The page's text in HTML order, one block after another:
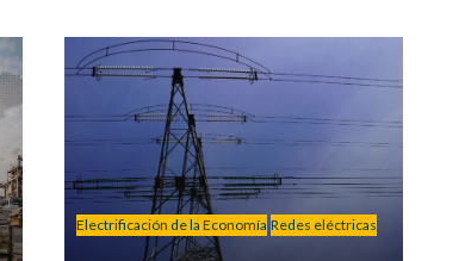
Electrificación de la Economía Redes eléctricas